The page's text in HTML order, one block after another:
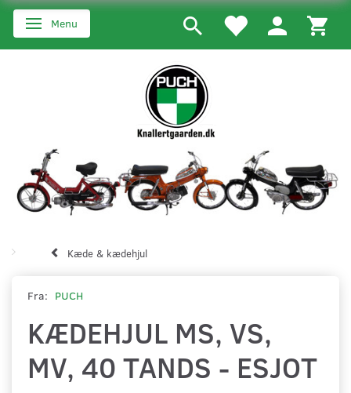
Skifte navigation
Menu
Kæde & kædehjul
Fra: PUCH
KÆDEHJUL MS, VS,
MV, 40 TANDS - ESJOT